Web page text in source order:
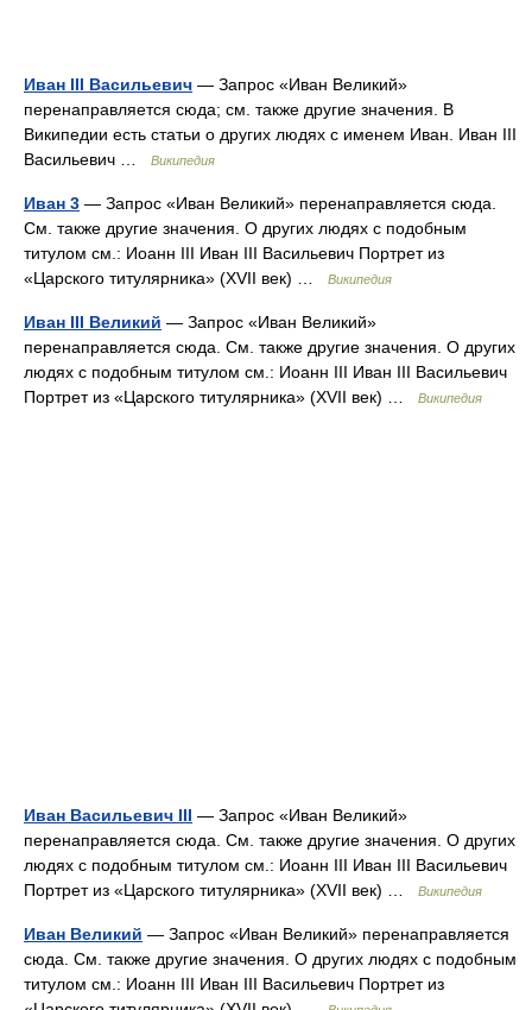
Иван III Васильевич — Запрос «Иван Великий»
перенаправляется сюда; см. также другие значения. В
Википедии есть статьи о других людях с именем Иван. Иван III
Васильевич …
Википедия
Иван 3 — Запрос «Иван Великий» перенаправляется сюда.
Cм. также другие значения. О других людях с подобным
титулом см.: Иоанн III Иван III Васильевич Портрет из
«Царского титулярника» (XVII век) …
Википедия
Иван III Великий — Запрос «Иван Великий»
перенаправляется сюда. Cм. также другие значения. О других
людях с подобным титулом см.: Иоанн III Иван III Васильевич
Портрет из «Царского титулярника» (XVII век) …
Википедия
Иван Васильевич III — Запрос «Иван Великий»
перенаправляется сюда. Cм. также другие значения. О других
людях с подобным титулом см.: Иоанн III Иван III Васильевич
Портрет из «Царского титулярника» (XVII век) …
Википедия
Иван Великий — Запрос «Иван Великий» перенаправляется
сюда. Cм. также другие значения. О других людях с подобным
титулом см.: Иоанн III Иван III Васильевич Портрет из